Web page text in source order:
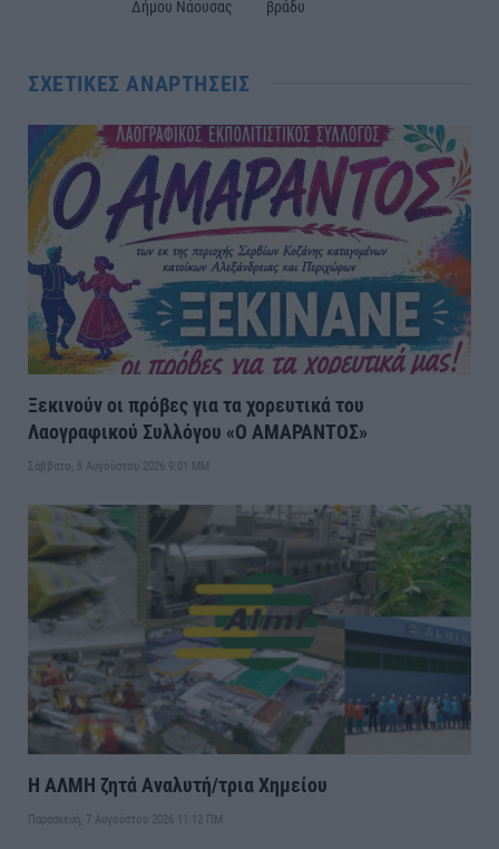
Δήμου Νάουσας βράδυ
ΣΧΕΤΙΚΈΣ ΑΝΑΡΤΉΣΕΙΣ
Ξεκινούν οι πρόβες για τα χορευτικά του
Λαογραφικού Συλλόγου «Ο ΑΜΑΡΑΝΤΟΣ»
Σάββατο, 8 Αυγούστου 2026 9:01 ΜΜ
Η ΑΛΜΗ ζητά Αναλυτή/τρια Χημείου
Παρασκευή, 7 Αυγούστου 2026 11:12 ΠΜ